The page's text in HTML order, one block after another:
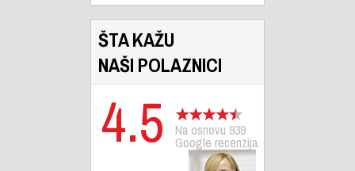
ŠTA KAŽU
NAŠI POLAZNICI
4.5 Na osnovu 939
Google recenzija.